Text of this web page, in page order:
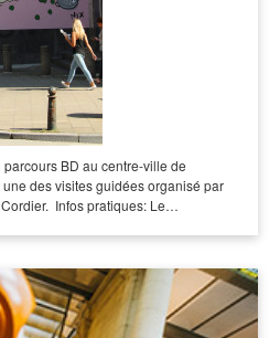
BD au centre-ville de
des visites guidées organisé par
Infos pratiques: Le…